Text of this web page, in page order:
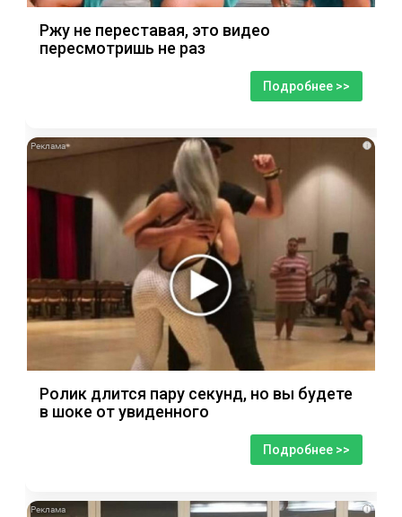
Ржу не переставая, это видео
пересмотришь не раз
Подробнее >>
i
Ролик длится пару секунд, но вы будете
в шоке от увиденного
Подробнее >>
i